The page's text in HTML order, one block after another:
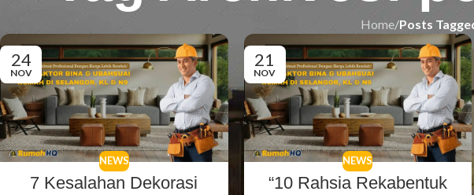
Home/Posts
24
NOV
NEWS
7 Kesalahan Dekorasi
21
NOV
NEWS
“10 Rahsia Rekabentuk